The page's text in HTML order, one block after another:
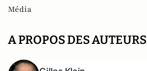
Média
A PROPOS DES AUTEURS